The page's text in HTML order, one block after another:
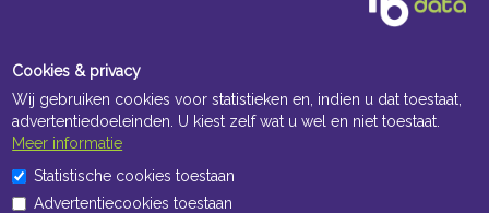
Cookies & privacy
Wij gebruiken cookies voor statistieken en, indien u dat toestaat,
advertentiedoeleinden. U kiest zelf wat u wel en niet toestaat.
Meer informatie
Statistische cookies toestaan
Advertentiecookies toestaan